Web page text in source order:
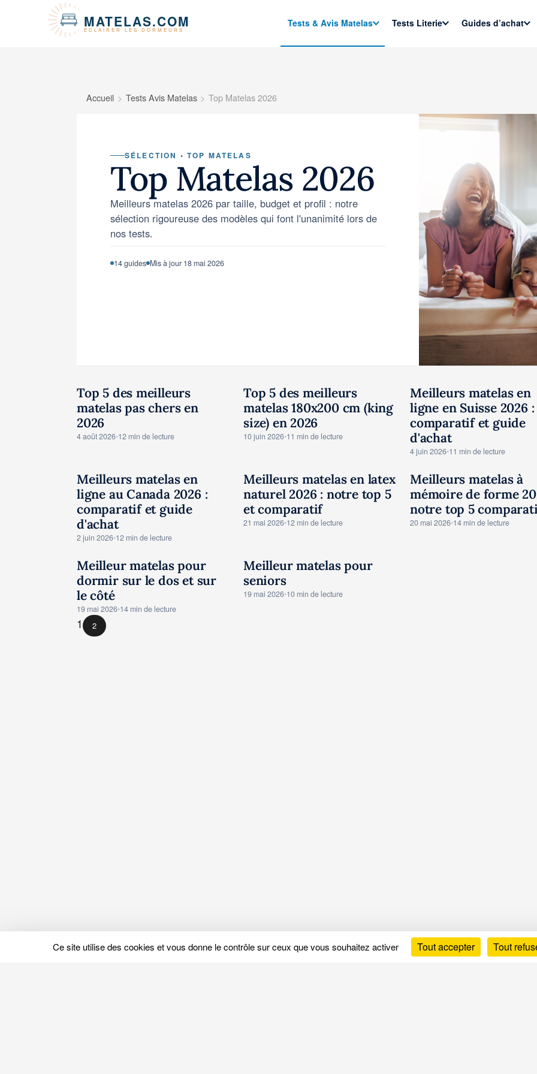
MATELAS.COM
ÉCLAIRER LES DORMEURS
Tests & Avis Matelas Tests Literie Guides d’achat
Accueil Tests Avis Matelas Top Matelas 2026
SÉLECTION • TOP MATELAS
Top Matelas 2026
Meilleurs matelas 2026 par taille, budget et profil : notre
sélection rigoureuse des modèles qui font l'unanimité lors de
nos tests.
14 guides Mis à jour 18 mai 2026
TESTS AVIS MATELAS
Top 5 des meilleurs
matelas pas chers en
2026
4 août 2026•12 min de lecture
TESTS AVIS MATELAS
Top 5 des meilleurs
matelas 180x200 cm (king
size) en 2026
10 juin 2026•11 min de lecture
TESTS AVIS MATELAS
Meilleurs matelas en
ligne en Suisse 2026 :
comparatif et guide
d'achat
4 juin 2026•11 min de lecture
TESTS AVIS MATELAS
Meilleurs matelas en
ligne au Canada 2026 :
comparatif et guide
d'achat
2 juin 2026•12 min de lecture
TESTS AVIS MATELAS
Meilleurs matelas en latex
naturel 2026 : notre top 5
et comparatif
21 mai 2026•12 min de lecture
TESTS AVIS MATELAS
Meilleurs matelas à
mémoire de forme
notre top 5
20 mai 2026•14 min de lecture
TESTS AVIS MATELAS
Meilleur matelas pour
dormir sur le dos et sur
le côté
19 mai 2026•14 min de lecture
TESTS AVIS MATELAS
Meilleur matelas pour
seniors
19 mai 2026•10 min de lecture
1 2
Panneau de gestion des cookies
Ce site utilise des cookies et vous donne le contrôle sur ceux que vous souhaitez activer Tout accepter Tout